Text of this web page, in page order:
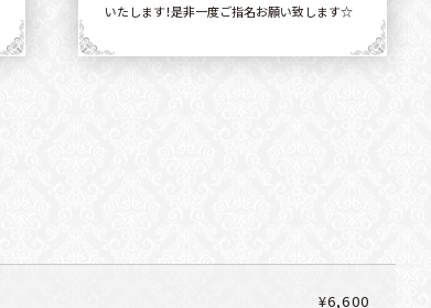
いたします！是非一度ご指名お願い致します☆
¥6,600